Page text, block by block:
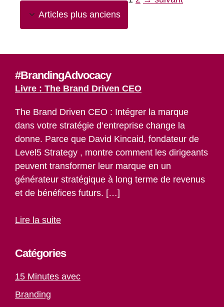
Articles plus anciens
#BrandingAdvocacy
Livre : The Brand Driven CEO
The Brand Driven CEO : Intégrer la marque
dans votre stratégie d’entreprise change la
donne. Parce que David Kincaid, fondateur de
Level5 Strategy , montre comment les dirigeants
peuvent transformer leur marque en un
générateur stratégique à long terme de revenus
et de bénéfices futurs. […]
Lire la suite
Catégories
15 Minutes avec
Branding